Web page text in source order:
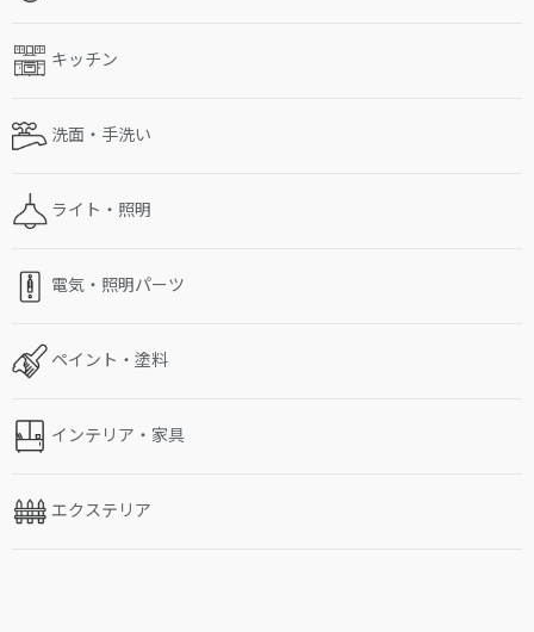
キッチン
洗面・手洗い
ライト・照明
電気・照明パーツ
ペイント・塗料
インテリア・家具
エクステリア